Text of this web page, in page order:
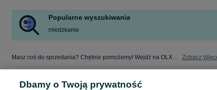
Popularne wyszukiwania
miedzkanie
Masz coś do sprzedania? Chętnie pomożemy! Wejdź na OLX, dodaj ofertę i sprzedaj w kategorii Sprzedaż - Luboń i okolice! Zobacz
Mapa kategorii
Dbamy o Twoją prywatność